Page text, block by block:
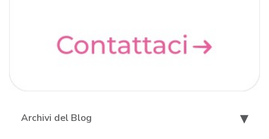
Archivi del Blog